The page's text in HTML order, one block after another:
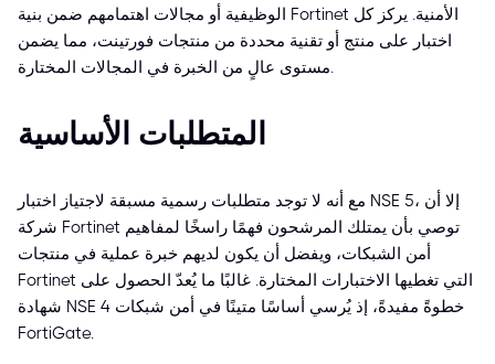
الوظيفية أو مجالات اهتمامهم ضمن بنية Fortinet الأمنية. يركز كل
اختبار على منتج أو تقنية محددة من منتجات فورتينت، مما يضمن
مستوى عالٍ من الخبرة في المجالات المختارة.
المتطلبات الأساسية
مع أنه لا توجد متطلبات رسمية مسبقة لاجتياز اختبار NSE 5، إلا أن
شركة Fortinet توصي بأن يمتلك المرشحون فهمًا راسخًا لمفاهيم
أمن الشبكات، ويفضل أن يكون لديهم خبرة عملية في منتجات
Fortinet التي تغطيها الاختبارات المختارة. غالبًا ما يُعدّ الحصول على
شهادة NSE 4 خطوةً مفيدةً، إذ يُرسي أساسًا متينًا في أمن شبكات
FortiGate.